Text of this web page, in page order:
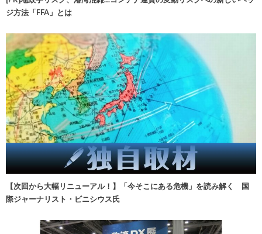
ジ方法「FFA」とは
【次回から大幅リニューアル！】「今そこにある危機」を読み解く 国
際ジャーナリスト・ビニシウス氏